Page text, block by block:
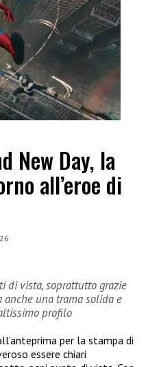
New Day, la
all’eroe di
di vista, soprattutto grazie
una trama solida e
profilo
per la stampa di
essere chiari